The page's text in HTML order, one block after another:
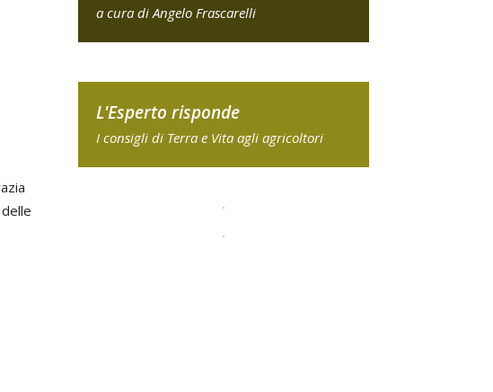
a cura di Angelo Frascarelli
L'Esperto risponde
I consigli di Terra e Vita agli agricoltori